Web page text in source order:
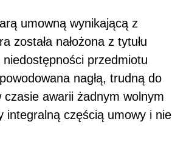
umowną wynikającą z
nałożona z tytułu
przedmiotu
nagłą, trudną do
czasie awarii żadnym wolnym
integralną częścią umowy i nie